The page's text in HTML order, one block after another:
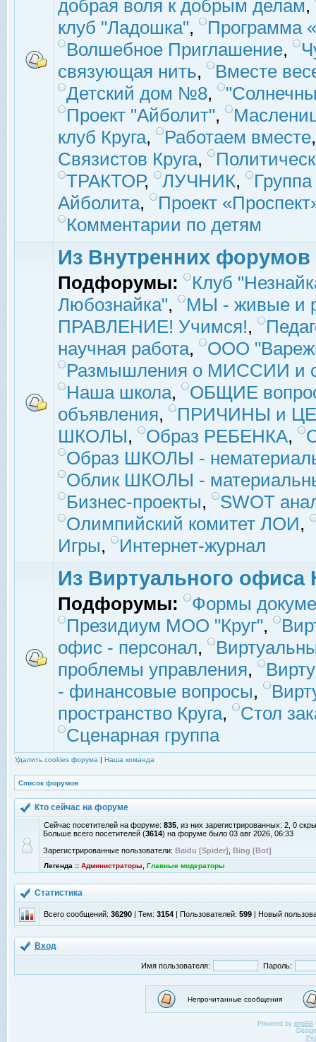
добрая воля к добрым делам,
клуб "Ладошка",
Программа
Волшебное Приглашение,
связующая нить,
Вместе
Детский дом №8,
Проект "Айболит",
клуб Круга, Работаем вместе
Связистов Круга,
ТРАКТОР, ЛУЧНИК,
Айболита,
Проект
Комментарии по детям
Из Внутренних форумов
Подфорумы:
Клуб
Любознайка",
МЫ - живые и
ПРАВЛЕНИЕ! Учимся!,
научная работа,
ООО
Размышления о МИССИИ и
Наша школа,
ОБЩИЕ
объявления,
ПРИЧИНЫ и
ШКОЛЫ, Образ РЕБЕНКА,
Образ ШКОЛЫ -
Облик ШКОЛЫ -
Бизнес-проекты,
SWOT
Олимпийский комитет ЛОИ,
Игры, Интернет-журнал
Из Виртуального офиса
Подфорумы:
Формы
Президиум МОО "Круг",
офис - персонал,
проблемы управления,
- финансовые вопросы,
пространство Круга,
Стол
Сценарная группа
Удалить cookies форума | Наша команда
Список форумов
Кто сейчас на форуме
Сейчас посетителей на форуме: 835 , из них зарегистрированных: 2, 0
Больше всего посетителей (3614) на форуме было 03 авг 2026, 06:33
Зарегистрированные пользователи: Baidu [Spider] Bing [Bot]
Легенда :: Администраторы Главные модераторы
Статистика
Всего сообщений: 36290 | Тем: 3154 | Пользователей: 599 | Новый
Вход
Имя пользователя: Пароль:
Непрочитанные сообщения
Powered by phpBB